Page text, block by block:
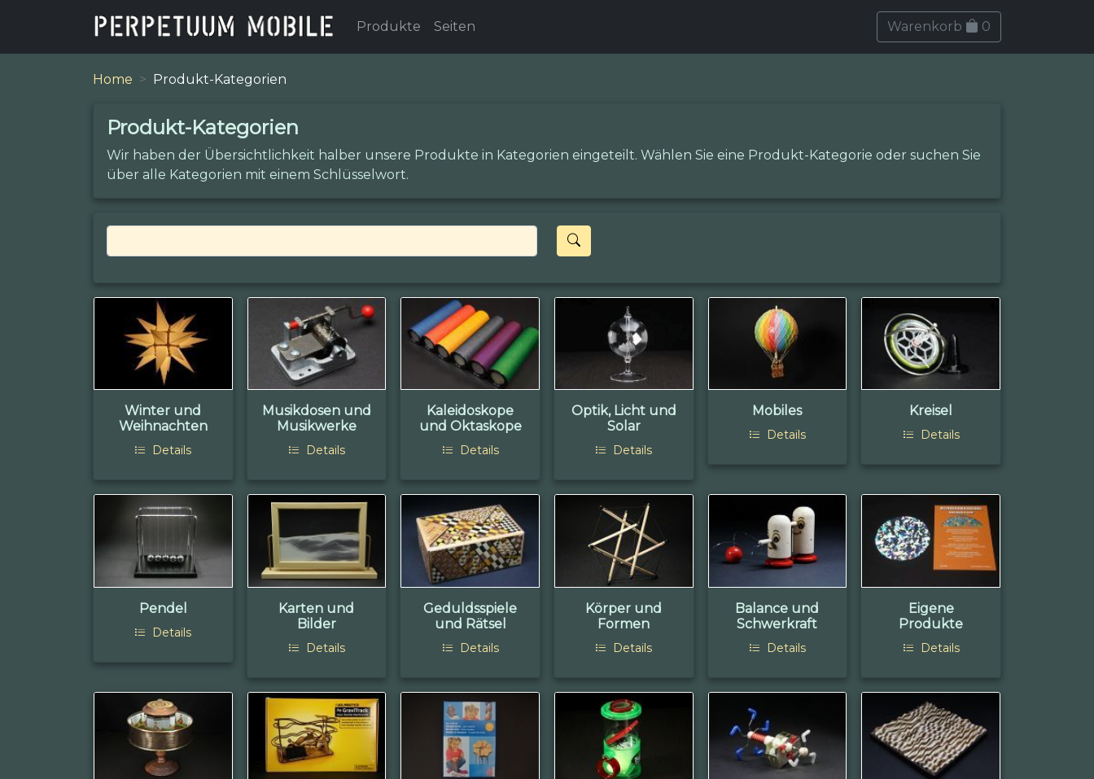
Produkte Seiten Warenkorb 0
Home Produkt-Kategorien
Produkt-Kategorien
Wir haben der Übersichtlichkeit halber unsere Produkte in Kategorien eingeteilt. Wählen Sie eine Produkt-Kategorie oder suchen Sie
über alle Kategorien mit einem Schlüsselwort.
Winter und
Weihnachten
Details
Musikdosen und
Musikwerke
Details
Kaleidoskope
und Oktaskope
Details
Optik, Licht und
Solar
Details
Mobiles
Details
Kreisel
Details
Pendel
Details
Karten und
Bilder
Details
Geduldsspiele
und Rätsel
Details
Körper und
Formen
Details
Balance und
Schwerkraft
Details
Eigene
Produkte
Details